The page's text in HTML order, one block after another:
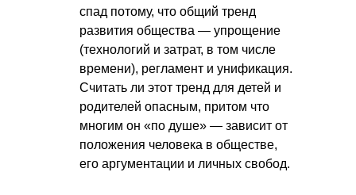
спад потому, что общий тренд
развития общества — упрощение
(технологий и затрат, в том числе
времени), регламент и унификация.
Считать ли этот тренд для детей и
родителей опасным, притом что
многим он «по душе» — зависит от
положения человека в обществе,
его аргументации и личных свобод.